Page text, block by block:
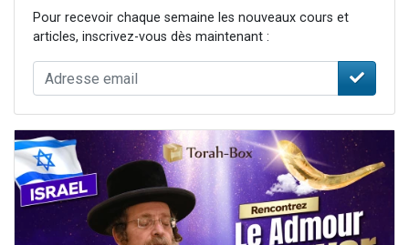
Pour recevoir chaque semaine les nouveaux cours et
articles, inscrivez-vous dès maintenant :